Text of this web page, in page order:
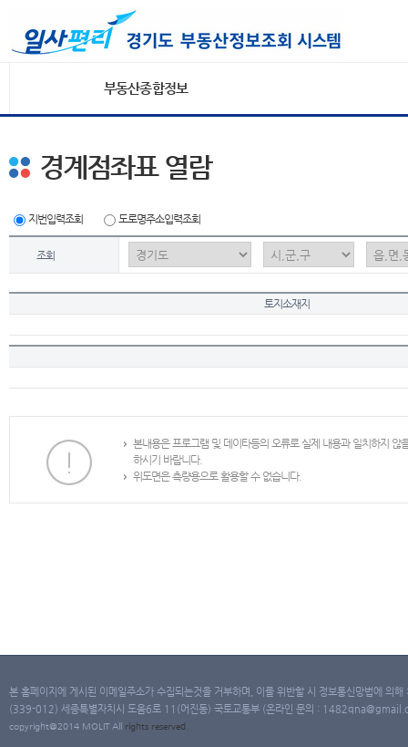
부동산종합정보
경계점좌표 열람
지번입력조회 도로명주소입력조회
조회
토지소재지
본내용은 프로그램 및 데이타등의 오류로 실제 내용과 일치하지
하시기 바랍니다.
위도면은 측량용으로 활용할 수 없습니다.
본 홈페이지에 게시된 이메일주소가 수집되는것을 거부하며, 이를 위반할 시 정보통신망법에 의
(339-012) 세종특별자치시 도움6로 11(어진동) 국토교통부 (온라인 문의 :
copyright@2014 MOLIT All rights reserved.